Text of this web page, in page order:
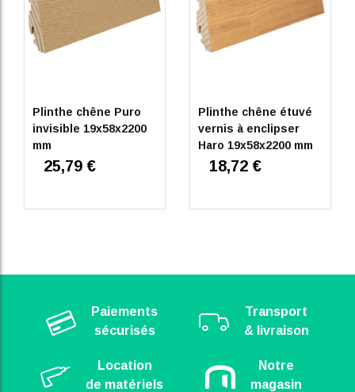
Plinthe chêne Puro
invisible 19x58x2200
mm
25,79 €
Plinthe chêne étuvé
vernis à enclipser
Haro 19x58x2200 mm
18,72 €
Paiements
sécurisés
Transport
& livraison
Location
de matériels
Notre
magasin